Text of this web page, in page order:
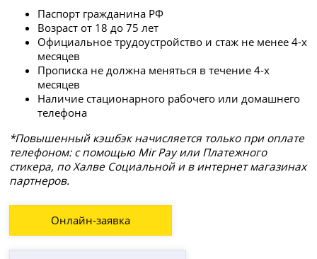
Паспорт гражданина РФ
Возраст от 18 до 75 лет
Официальное трудоустройство и стаж не менее 4-х
месяцев
Прописка не должна меняться в течение 4-х
месяцев
Наличие стационарного рабочего или домашнего
телефона
*Повышенный кэшбэк начисляется только при оплате
телефоном: с помощью Mir Pay или Платежного
стикера, по Халве Социальной и в интернет магазинах
партнеров.
Онлайн-заявка